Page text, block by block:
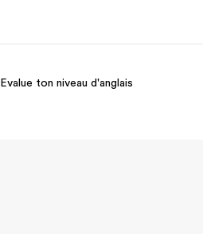
Evalue ton niveau d'anglais